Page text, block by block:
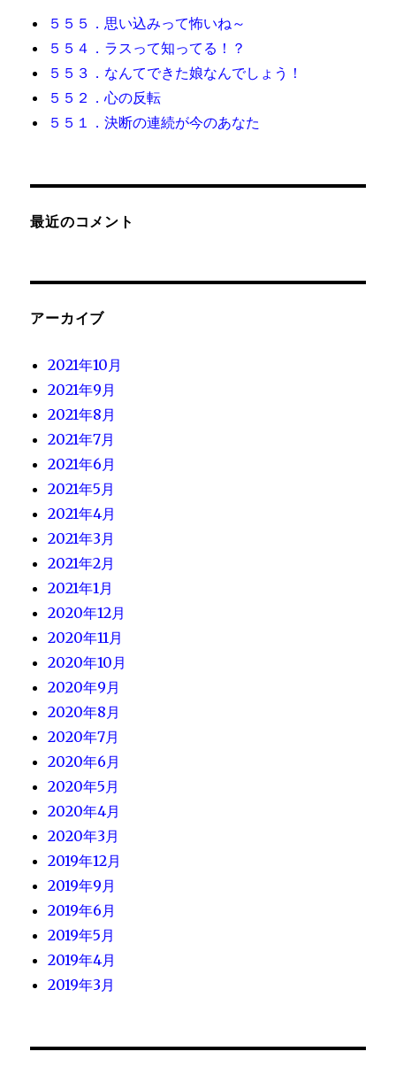
５５５．思い込みって怖いね～
５５４．ラスって知ってる！？
５５３．なんてできた娘なんでしょう！
５５２．心の反転
５５１．決断の連続が今のあなた
最近のコメント
アーカイブ
2021年10月
2021年9月
2021年8月
2021年7月
2021年6月
2021年5月
2021年4月
2021年3月
2021年2月
2021年1月
2020年12月
2020年11月
2020年10月
2020年9月
2020年8月
2020年7月
2020年6月
2020年5月
2020年4月
2020年3月
2019年12月
2019年9月
2019年6月
2019年5月
2019年4月
2019年3月